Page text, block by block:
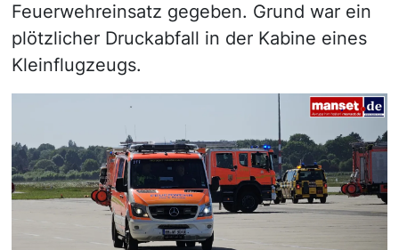
Feuerwehreinsatz gegeben. Grund war ein
plötzlicher Druckabfall in der Kabine eines
Kleinflugzeugs.